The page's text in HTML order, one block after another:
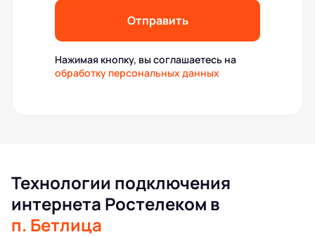
Отправить
Нажимая кнопку, вы соглашаетесь на
обработку персональных данных
Технологии подключения
интернета Ростелеком в
п. Бетлица